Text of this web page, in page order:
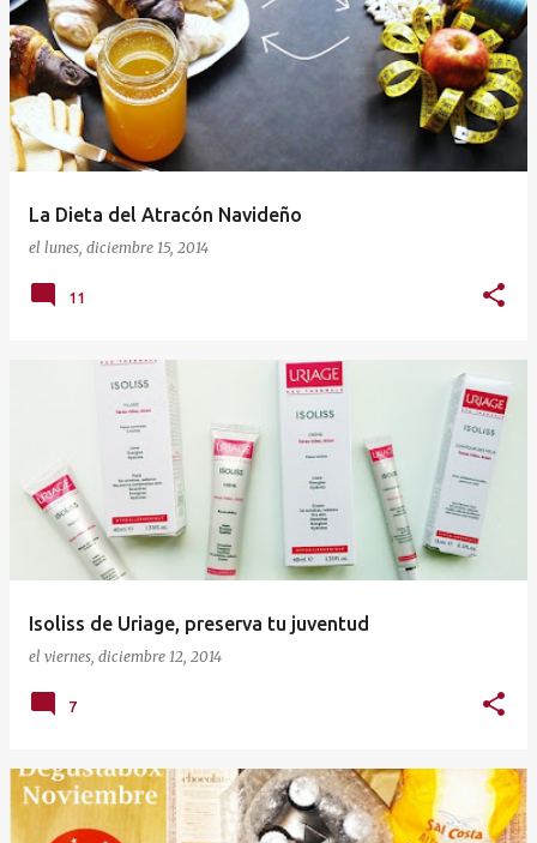
La Dieta del Atracón Navideño
el lunes, diciembre 15, 2014
11
Isoliss de Uriage, preserva tu juventud
el viernes, diciembre 12, 2014
7